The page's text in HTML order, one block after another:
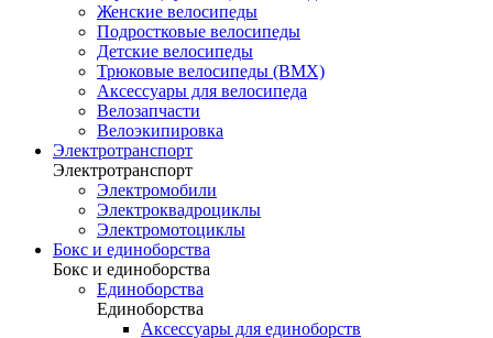
Женские велосипеды
Подростковые велосипеды
Детские велосипеды
Трюковые велосипеды (BMX)
Аксессуары для велосипеда
Велозапчасти
Велоэкипировка
Электротранспорт
Электротранспорт
Электромобили
Электроквадроциклы
Электромотоциклы
Бокс и единоборства
Бокс и единоборства
Единоборства
Единоборства
Аксессуары для единоборств